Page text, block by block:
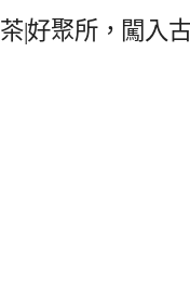
|好聚所，闖入